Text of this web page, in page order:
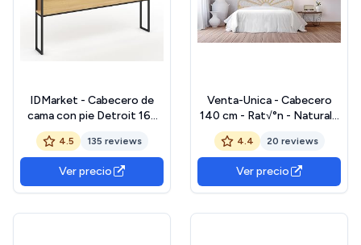
IDMarket - Cabecero de
cama con pie Detroit 165
cm, madera y metal, color
negro
4.5 135 reviews
Ver precio
Venta-Unica - Cabecero
140 cm - Rat√°n - Natural -
FLOSIA
4.4 20 reviews
Ver precio